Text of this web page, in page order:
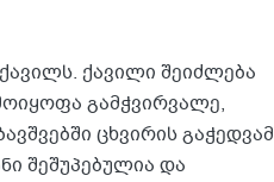
ქავილი შეიძლება
გამჭვირვალე,
ცხვირის გაჭედვამ
შეშუპებულია და